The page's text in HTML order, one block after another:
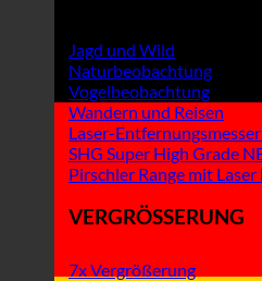
Jagd und Wild
Naturbeobachtung
Vogelbeobachtung
Wandern und Reisen
Laser-Entfernungsmesser
SHG Super High Grade
Pirschler Range mit Laser
VERGRÖSSERUNG
7x Vergrößerung